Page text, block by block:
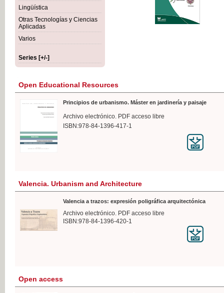
Lingüística
Otras Tecnologías y Ciencias
Aplicadas
Varios
Series [+/-]
Open Educational Resources
Principios de urbanismo. Máster en jardinería y paisaje
Archivo electrónico. PDF acceso libre
ISBN:978-84-1396-417-1
Valencia. Urbanism and Architecture
Valencia a trazos: expresión poligráfica arquitectónica
Archivo electrónico. PDF acceso libre
ISBN:978-84-1396-420-1
Open access